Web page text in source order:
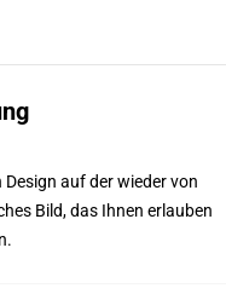
auf der wieder von
Bild, das Ihnen erlauben